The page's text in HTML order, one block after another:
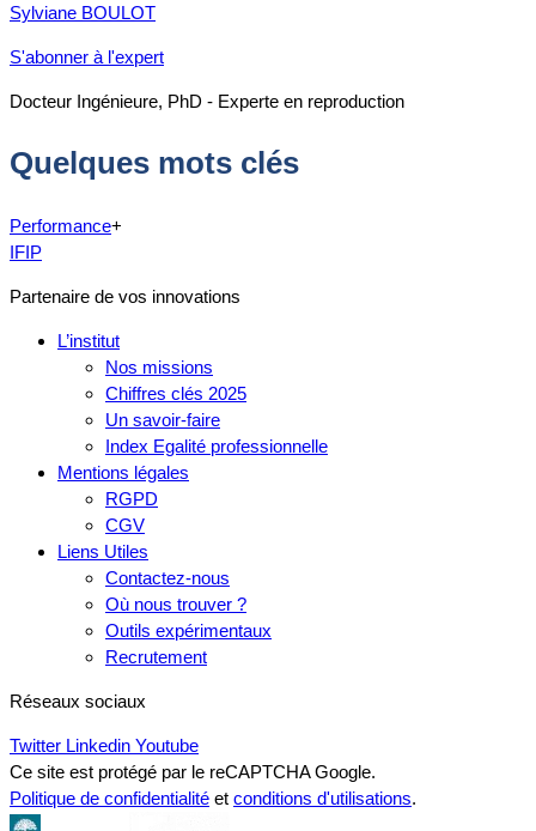
Sylviane BOULOT
S'abonner à l'expert
Docteur Ingénieure, PhD - Experte en reproduction
Quelques mots clés
Performance+
IFIP
Partenaire de vos innovations
L’institut
Nos missions
Chiffres clés 2025
Un savoir-faire
Index Egalité professionnelle
Mentions légales
RGPD
CGV
Liens Utiles
Contactez-nous
Où nous trouver ?
Outils expérimentaux
Recrutement
Réseaux sociaux
Twitter Linkedin Youtube
Ce site est protégé par le reCAPTCHA Google.
Politique de confidentialité et conditions d'utilisations.